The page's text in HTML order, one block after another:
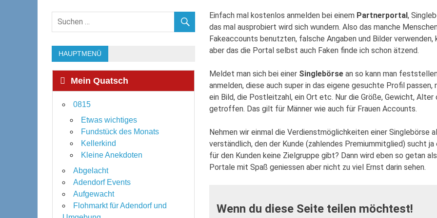
Einfach mal kostenlos anmelden bei einem Partnerportal,
das mal ausprobiert wird sich wundern. Also das manche
Fakeaccounts benutzten, falsche Angaben und Bilder verwenden,
aber das die Portal selbst auch Faken finde ich schon ätzend.
Meldet man sich bei einer Singlebörse an so kann man
anmelden, diese auch super in das eigene gesuchte Profil
ein Bild, die Postleitzahl, ein Ort etc. Nur die Größe, Gewicht,
getroffen. Das gilt für Männer wie auch für Frauen Accounts.
Nehmen wir einmal die Verdienstmöglichkeiten einer Singlebörse
verständlich, den der Kunde (zahlendes Premiummitglied) sucht
für den Kunden keine Zielgruppe gibt? Dann wird eben so getan
Portale mit Spaß geniessen aber nicht zu viel Ernst darin sehen.
Wenn du diese Seite teilen möchtest!
HAUPTMENÜ
Mein Quatsch
0815
Etwas wichtiges
Fundstück des Monats
Kellerkind
Kleine Anekdoten
Abgelacht
Adendorf Events
Aufgewacht
Flohmarkt für Adendorf und